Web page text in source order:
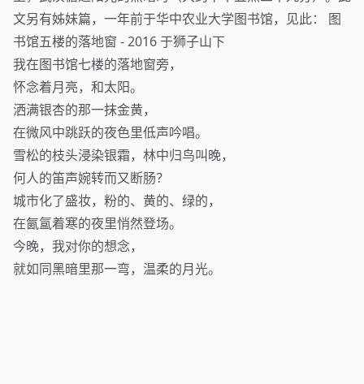
文另有姊妹篇，一年前于华中农业大学图书馆，见此： 图
书馆五楼的落地窗 - 2016 于狮子山下
我在图书馆七楼的落地窗旁，
怀念着月亮，和太阳。
洒满银杏的那一抹金黄，
在微风中跳跃的夜色里低声吟唱。
雪松的枝头浸染银霜，林中归鸟叫晚，
何人的笛声婉转而又断肠？
城市化了盛妆，粉的、黄的、绿的，
在氤氲着寒的夜里悄然登场。
今晚，我对你的想念，
就如同黑暗里那一弯，温柔的月光。